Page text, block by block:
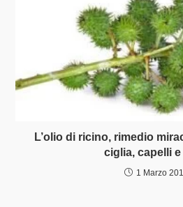
L’olio di ricino, rimedio
ciglia, capelli
1 Marzo